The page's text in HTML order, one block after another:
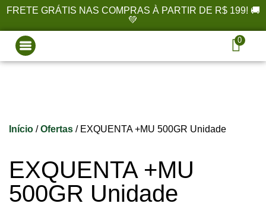
FRETE GRÁTIS NAS COMPRAS À PARTIR DE R$ 199! 🚚
💚
0
Início /Ofertas / EXQUENTA +MU 500GR Unidade
EXQUENTA +MU
500GR Unidade